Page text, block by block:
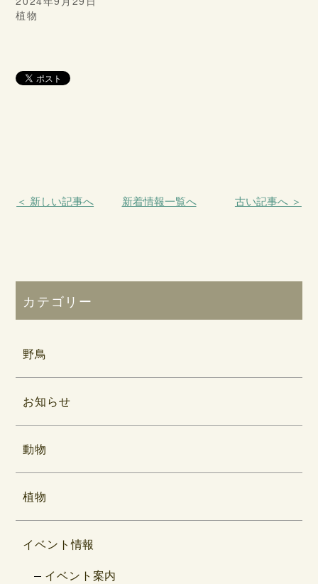
植物
＜ 新しい記事へ 新着情報一覧へ 古い記事へ ＞
カテゴリー
野鳥
お知らせ
動物
植物
イベント情報
イベント案内